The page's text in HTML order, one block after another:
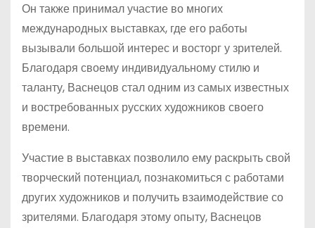
Он также принимал участие во многих
международных выставках, где его работы
вызывали большой интерес и восторг у зрителей.
Благодаря своему индивидуальному стилю и
таланту, Васнецов стал одним из самых известных
и востребованных русских художников своего
времени.
Участие в выставках позволило ему раскрыть свой
творческий потенциал, познакомиться с работами
других художников и получить взаимодействие со
зрителями. Благодаря этому опыту, Васнецов